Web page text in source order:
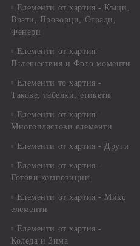
Елементи от хартия - Къщи,
Врати, Прозорци, Огради,
Фенери
Елементи от хартия -
Пътешествия и Фото моменти
Елементи то хартия -
Такове, табелки, етикети
Елементи от хартия -
Многопластови елементи
Елементи от хартия - Други
Елементи от хартия -
Готови композиции
Елементи от хартия - Микс
елементи
Елементи от хартия -
Коледа и Зима